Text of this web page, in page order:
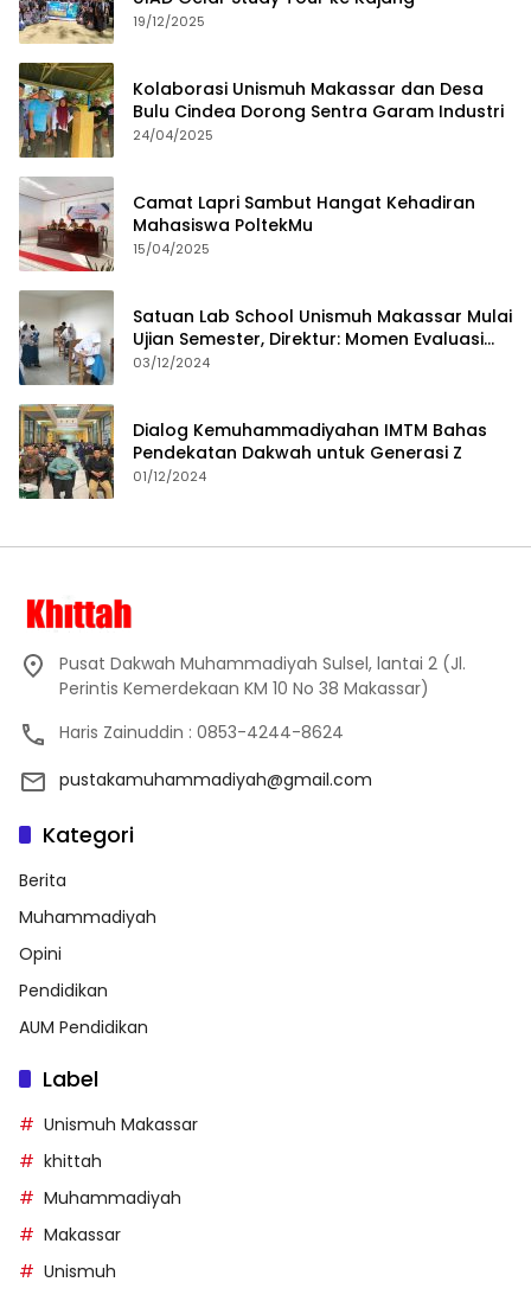
19/12/2025
Kolaborasi Unismuh Makassar dan Desa
Bulu Cindea Dorong Sentra Garam Industri
24/04/2025
Camat Lapri Sambut Hangat Kehadiran
Mahasiswa PoltekMu
15/04/2025
Satuan Lab School Unismuh Makassar Mulai
Ujian Semester, Direktur: Momen Evaluasi
Proses Pembelajaran
03/12/2024
Dialog Kemuhammadiyahan IMTM Bahas
Pendekatan Dakwah untuk Generasi Z
01/12/2024
Pusat Dakwah Muhammadiyah Sulsel, lantai 2 (Jl.
Perintis Kemerdekaan KM 10 No 38 Makassar)
Haris Zainuddin : 0853-4244-8624
pustakamuhammadiyah@gmail.com
Kategori
Berita
Muhammadiyah
Opini
Pendidikan
AUM Pendidikan
Label
Unismuh Makassar
khittah
Muhammadiyah
Makassar
Unismuh